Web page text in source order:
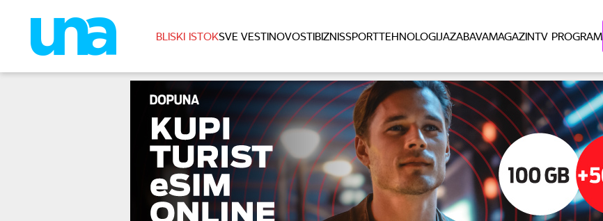
BLISKI ISTOKSVE VESTINOVOSTIBIZNISSPORTTEHNOLOGIJAZABAVAMAGAZINTV PROGRAM